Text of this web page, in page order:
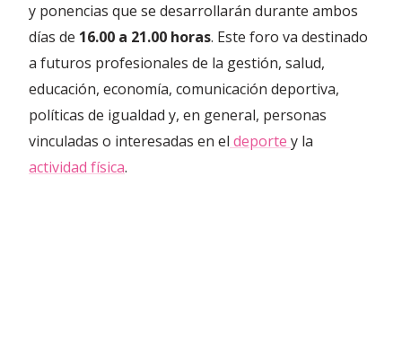
y ponencias que se desarrollarán durante ambos
días de 16.00 a 21.00 horas. Este foro va destinado
a futuros profesionales de la gestión, salud,
educación, economía, comunicación deportiva,
políticas de igualdad y, en general, personas
vinculadas o interesadas en el deporte y la
actividad física.